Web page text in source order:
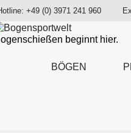
+49 (0) 3971 241 960
beginnt hier.
BÖGEN